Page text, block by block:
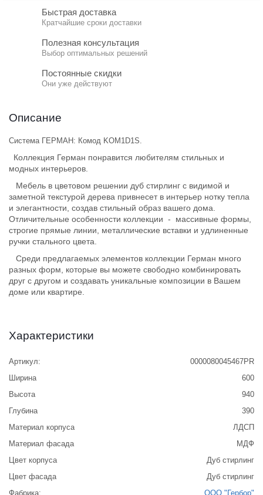
Быстрая доставка
Кратчайшие сроки доставки
Полезная консультация
Выбор оптимальных решений
Постоянные скидки
Они уже действуют
Описание
Система ГЕРМАН: Комод KOM1D1S.
Коллекция Герман понравится любителям стильных и
модных интерьеров.
Мебель в цветовом решении дуб стирлинг с видимой и
заметной текстурой дерева привнесет в интерьер нотку тепла
и элегантности, создав стильный образ вашего дома.
Отличительные особенности коллекции - массивные формы,
строгие прямые линии, металлические вставки и удлиненные
ручки стального цвета.
Среди предлагаемых элементов коллекции Герман много
разных форм, которые вы можете свободно комбинировать
друг с другом и создавать уникальные композиции в Вашем
доме или квартире.
Характеристики
Артикул:
0000080045467PR
Ширина
600
Высота
940
Глубина
390
Материал корпуса
ЛДСП
Материал фасада
МДФ
Цвет корпуса
Дуб стирлинг
Цвет фасада
Дуб стирлинг
Фабрика:
ООО "Гербор"